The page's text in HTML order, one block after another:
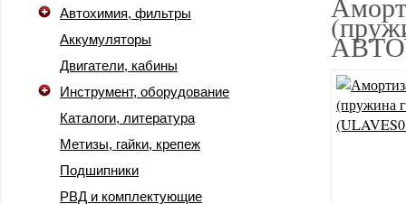
Автохимия, фильтры
Аккумуляторы
Двигатели, кабины
Инструмент, оборудование
Каталоги, литература
Метизы, гайки, крепеж
Подшипники
РВД и комплектующие